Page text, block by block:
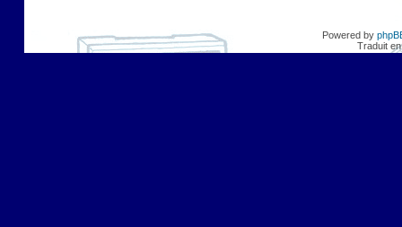
Powered by
Traduit